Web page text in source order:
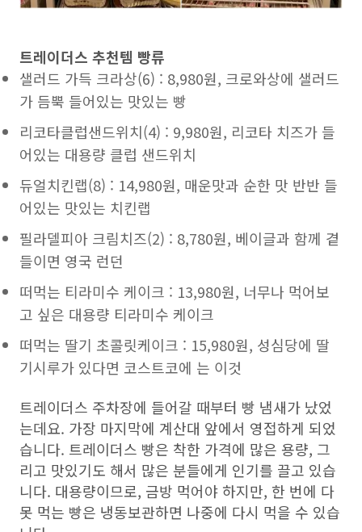
트레이더스 추천템 빵류
샐러드 가득 크라상(6) : 8,980원, 크로와상에 샐러드
가 듬뿍 들어있는 맛있는 빵
리코타클럽샌드위치(4) : 9,980원, 리코타 치즈가 들
어있는 대용량 클럽 샌드위치
듀얼치킨랩(8) : 14,980원, 매운맛과 순한 맛 반반 들
어있는 맛있는 치킨랩
필라델피아 크림치즈(2) : 8,780원, 베이글과 함께 곁
들이면 영국 런던
떠먹는 티라미수 케이크 : 13,980원, 너무나 먹어보
고 싶은 대용량 티라미수 케이크
떠먹는 딸기 초콜릿케이크 : 15,980원, 성심당에 딸
기시루가 있다면 코스트코에 는 이것
트레이더스 주차장에 들어갈 때부터 빵 냄새가 났었
는데요. 가장 마지막에 계산대 앞에서 영접하게 되었
습니다. 트레이더스 빵은 착한 가격에 많은 용량, 그
리고 맛있기도 해서 많은 분들에게 인기를 끌고 있습
니다. 대용량이므로, 금방 먹어야 하지만, 한 번에 다
못 먹는 빵은 냉동보관하면 나중에 다시 먹을 수 있습